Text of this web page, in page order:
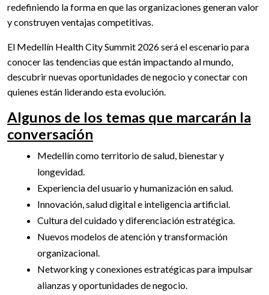
redefiniendo la forma en que las organizaciones generan valor
y construyen ventajas competitivas.
El Medellín Health City Summit 2026 será el escenario para
conocer las tendencias que están impactando al mundo,
descubrir nuevas oportunidades de negocio y conectar con
quienes están liderando esta evolución.
Algunos de los temas que marcarán la
conversación
Medellín como territorio de salud, bienestar y
longevidad.
Experiencia del usuario y humanización en salud.
Innovación, salud digital e inteligencia artificial.
Cultura del cuidado y diferenciación estratégica.
Nuevos modelos de atención y transformación
organizacional.
Networking y conexiones estratégicas para impulsar
alianzas y oportunidades de negocio.